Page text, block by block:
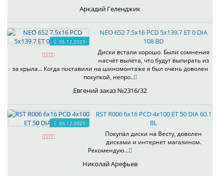
Аркадий Геленджик
05.12.2021
NEO 652 7.5x16 PCD 5x139.7 ET 0 DIA
108 BD
Диски встали хорошо. Были сомнения
насчёт вылета, что будут выпирать из
за крыла... Когда поставили на шиномонтаже я был очень доволен
покупкой, непро..
Евгений заказ №2316/32
05.12.2021
RST R006 6x16 PCD 4x100 ET 50 DIA 60.1
BL
Покупал диски на Весту, доволен
дисками и интернет магазином.
Рекомендую...
Николай Арефьев